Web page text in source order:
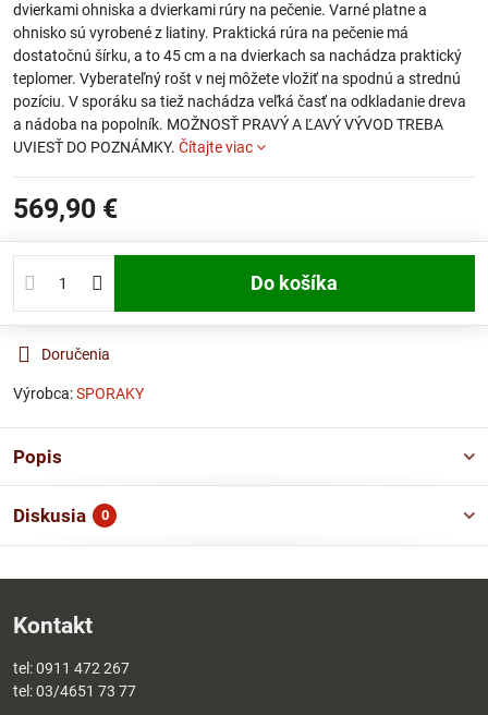
dvierkami ohniska a dvierkami rúry na pečenie. Varné platne a
ohnisko sú vyrobené z liatiny. Praktická rúra na pečenie má
dostatočnú šírku, a to 45 cm a na dvierkach sa nachádza praktický
teplomer. Vyberateľný rošt v nej môžete vložiť na spodnú a strednú
pozíciu. V sporáku sa tiež nachádza veľká časť na odkladanie dreva
a nádoba na popolník. MOŽNOSŤ PRAVÝ A ĽAVÝ VÝVOD TREBA
UVIESŤ DO POZNÁMKY. Čítajte viac
569,90 €
Do košíka
Doručenia
Výrobca:SPORAKY
Popis
Diskusia 0
Kontakt
tel:0911 472 267
tel:03/4651 73 77